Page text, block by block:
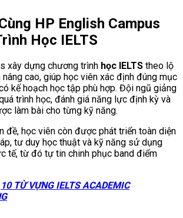
HP English Campus
Học IELTS
xây dựng chương trình học IELTS theo lộ
cao, giúp học viên xác định đúng mục
kế hoạch học tập phù hợp. Đội ngũ giảng
trình học, đánh giá năng lực định kỳ và
làm bài cho từng kỹ năng.
đề, học viên còn được phát triển toàn diện
tư duy học thuật và kỹ năng sử dụng
tế, từ đó tự tin chinh phục band điểm
10 TỪ VỰNG IELTS ACADEMIC